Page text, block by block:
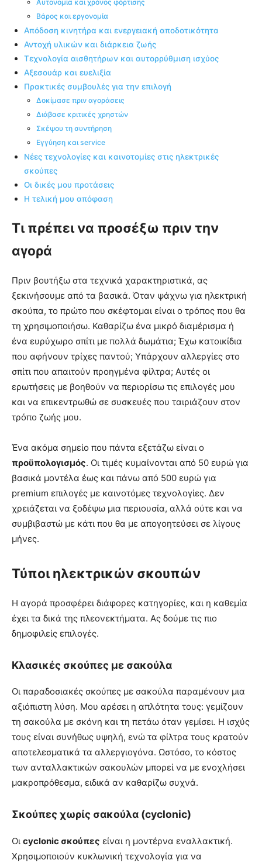
Αυτονομία και χρόνος φόρτισης
Βάρος και εργονομία
Απόδοση κινητήρα και ενεργειακή αποδοτικότητα
Αντοχή υλικών και διάρκεια ζωής
Τεχνολογία αισθητήρων και αυτορρύθμιση ισχύος
Αξεσουάρ και ευελιξία
Πρακτικές συμβουλές για την επιλογή
Δοκίμασε πριν αγοράσεις
Διάβασε κριτικές χρηστών
Σκέψου τη συντήρηση
Εγγύηση και service
Νέες τεχνολογίες και καινοτομίες στις ηλεκτρικές
σκούπες
Οι δικές μου προτάσεις
Η τελική μου απόφαση
Τι πρέπει να προσέξω πριν την
αγορά
Πριν βουτήξω στα τεχνικά χαρακτηριστικά, ας
ξεκινήσουμε από τα βασικά. Όταν ψάχνω για ηλεκτρική
σκούπα, το πρώτο που σκέφτομαι είναι ο τρόπος που θα
τη χρησιμοποιήσω. Καθαρίζω ένα μικρό διαμέρισμα ή
ένα ευρύχωρο σπίτι με πολλά δωμάτια; Έχω κατοικίδια
που αφήνουν τρίχες παντού; Υπάρχουν αλλεργίες στο
σπίτι που απαιτούν προηγμένα φίλτρα; Αυτές οι
ερωτήσεις με βοηθούν να περιορίσω τις επιλογές μου
και να επικεντρωθώ σε συσκευές που ταιριάζουν στον
τρόπο ζωής μου.
Ένα ακόμα σημείο που πάντα εξετάζω είναι ο
προϋπολογισμός. Οι τιμές κυμαίνονται από 50 ευρώ για
βασικά μοντέλα έως και πάνω από 500 ευρώ για
premium επιλογές με καινοτόμες τεχνολογίες. Δεν
χρειάζεται να ξοδέψω μια περιουσία, αλλά ούτε και να
συμβιβαστώ με κάτι που θα με απογοητεύσει σε λίγους
μήνες.
Τύποι ηλεκτρικών σκουπών
Η αγορά προσφέρει διάφορες κατηγορίες, και η καθεμία
έχει τα δικά της πλεονεκτήματα. Ας δούμε τις πιο
δημοφιλείς επιλογές.
Κλασικές σκούπες με σακούλα
Οι παραδοσιακές σκούπες με σακούλα παραμένουν μια
αξιόπιστη λύση. Μου αρέσει η απλότητα τους: γεμίζουν
τη σακούλα με σκόνη και τη πετάω όταν γεμίσει. Η ισχύς
τους είναι συνήθως υψηλή, ενώ τα φίλτρα τους κρατούν
αποτελεσματικά τα αλλεργιογόνα. Ωστόσο, το κόστος
των ανταλλακτικών σακουλών μπορεί να με ενοχλήσει
μακροπρόθεσμα, ειδικά αν καθαρίζω συχνά.
Σκούπες χωρίς σακούλα (cyclonic)
Οι cyclonic σκούπες είναι η μοντέρνα εναλλακτική.
Χρησιμοποιούν κυκλωνική τεχνολογία για να